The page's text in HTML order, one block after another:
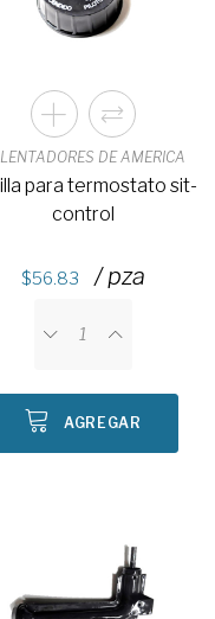
DE AMERICA
para termostato sit-
control
56.83 / pza
AGREGAR